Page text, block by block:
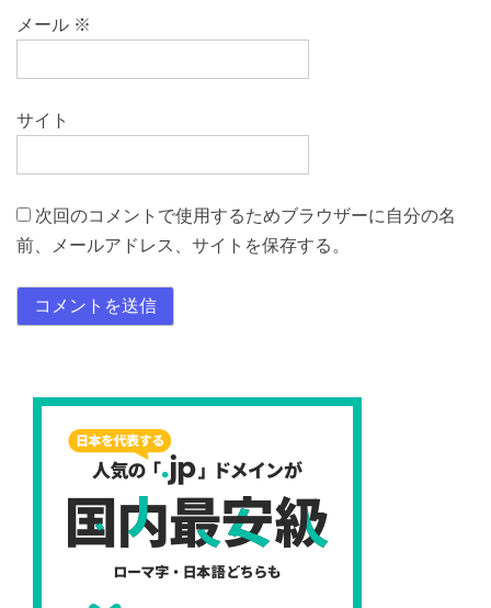
メール ※
サイト
次回のコメントで使用するためブラウザーに自分の名
前、メールアドレス、サイトを保存する。